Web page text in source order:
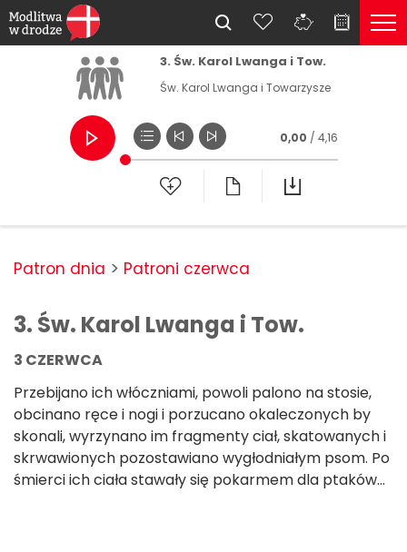
3. Św. Karol Lwanga i Tow.
Św. Karol Lwanga i Towarzysze
0,00 / 4,16
Patron dnia Patroni czerwca
3. Św. Karol Lwanga i Tow.
3 CZERWCA
Przebijano ich włóczniami, powoli palono na stosie,
obcinano ręce i nogi i porzucano okaleczonych by
skonali, wyrzynano im fragmenty ciał, skatowanych i
skrwawionych pozostawiano wygłodniałym psom. Po
śmierci ich ciała stawały się pokarmem dla ptaków…